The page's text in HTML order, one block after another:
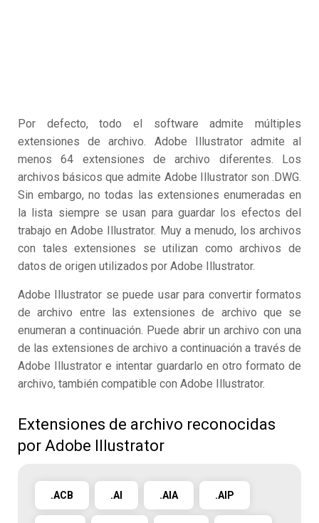
Por defecto, todo el software admite múltiples
extensiones de archivo. Adobe Illustrator admite al
menos 64 extensiones de archivo diferentes. Los
archivos básicos que admite Adobe Illustrator son .DWG.
Sin embargo, no todas las extensiones enumeradas en
la lista siempre se usan para guardar los efectos del
trabajo en Adobe Illustrator. Muy a menudo, los archivos
con tales extensiones se utilizan como archivos de
datos de origen utilizados por Adobe Illustrator.
Adobe Illustrator se puede usar para convertir formatos
de archivo entre las extensiones de archivo que se
enumeran a continuación. Puede abrir un archivo con una
de las extensiones de archivo a continuación a través de
Adobe Illustrator e intentar guardarlo en otro formato de
archivo, también compatible con Adobe Illustrator.
Extensiones de archivo reconocidas
por Adobe Illustrator
.ACB .AI .AIA .AIP